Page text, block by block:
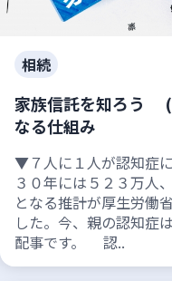
相続
家族信託を知ろう
なる仕組み
▼７人に１人が認知症
３０年には５２３万人
となる推計が厚生労働
した。今、親の認知症
配事です。 認..